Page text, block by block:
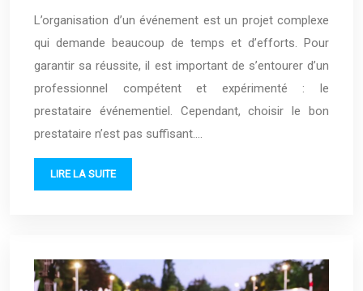
L’organisation d’un événement est un projet complexe
qui demande beaucoup de temps et d’efforts. Pour
garantir sa réussite, il est important de s’entourer d’un
professionnel compétent et expérimenté : le
prestataire événementiel. Cependant, choisir le bon
prestataire n’est pas suffisant….
LIRE LA SUITE